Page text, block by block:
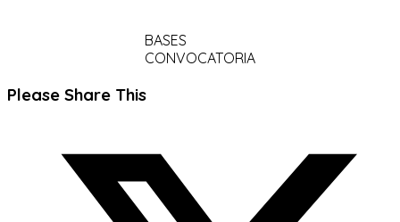
BASES
CONVOCATORIA
Please Share ThisCompartir